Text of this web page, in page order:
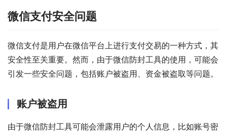
微信支付安全问题
微信支付是用户在微信平台上进行支付交易的一种方式，其
安全性至关重要。然而，由于微信防封工具的使用，可能会
引发一些安全问题，包括账户被盗用、资金被盗取等问题。
账户被盗用
由于微信防封工具可能会泄露用户的个人信息，比如账号密